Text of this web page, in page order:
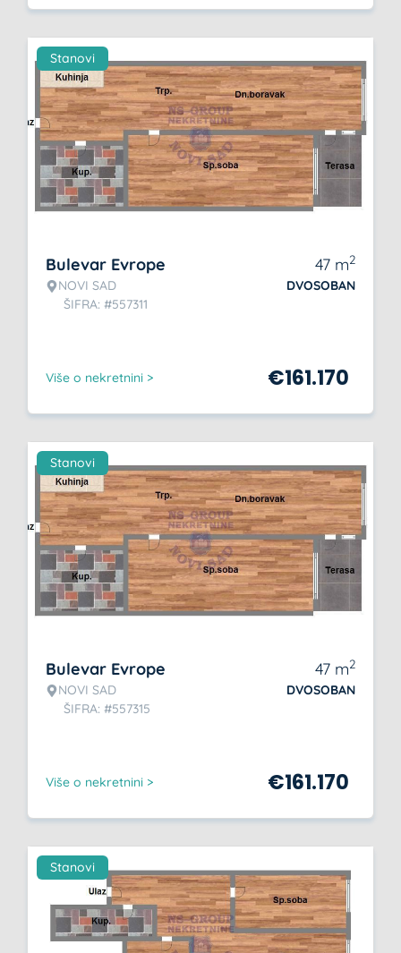
Stanovi
Bulevar Evrope
NOVI SAD
ŠIFRA: #557311
47 m2
DVOSOBAN
Više o nekretnini > €161.170
Stanovi
Bulevar Evrope
NOVI SAD
ŠIFRA: #557315
47 m2
DVOSOBAN
Više o nekretnini > €161.170
Stanovi